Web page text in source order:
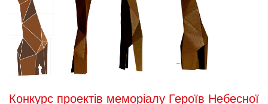
Конкурс проектів меморіалу Героїв Небесної